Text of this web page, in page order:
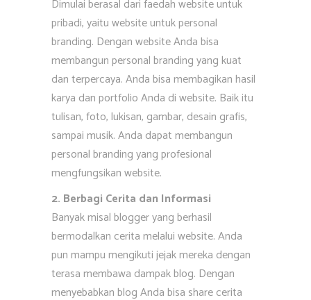
Dimulai berasal dari faedah website untuk
pribadi, yaitu website untuk personal
branding. Dengan website Anda bisa
membangun personal branding yang kuat
dan terpercaya. Anda bisa membagikan hasil
karya dan portfolio Anda di website. Baik itu
tulisan, foto, lukisan, gambar, desain grafis,
sampai musik. Anda dapat membangun
personal branding yang profesional
mengfungsikan website.
2. Berbagi Cerita dan Informasi
Banyak misal blogger yang berhasil
bermodalkan cerita melalui website. Anda
pun mampu mengikuti jejak mereka dengan
terasa membawa dampak blog. Dengan
menyebabkan blog Anda bisa share cerita